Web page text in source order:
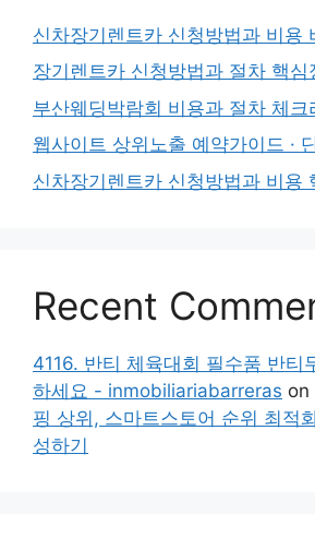
신차장기렌트카 신청방법과 비용
장기렌트카 신청방법과 절차 핵심
부산웨딩박람회 비용과 절차 체크
웹사이트 상위노출 예약가이드 ·
신차장기렌트카 신청방법과 비용
Recent
4116. 반티 체육대회 필수품 반티
하세요 - inmobiliariabarreras on
핑 상위, 스마트스토어 순위 최적
성하기